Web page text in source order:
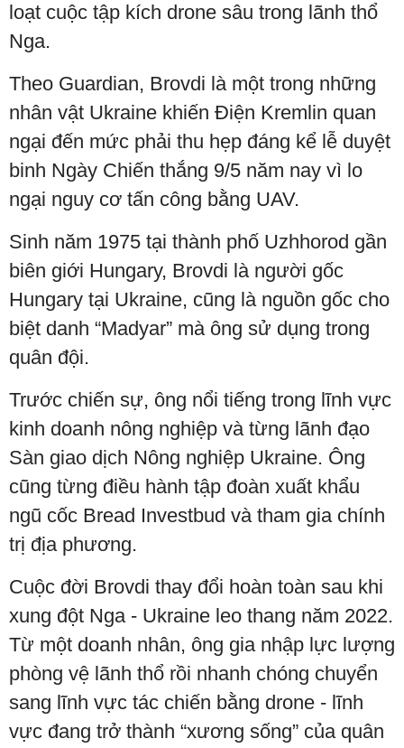
loạt cuộc tập kích drone sâu trong lãnh thổ
Nga.
Theo Guardian, Brovdi là một trong những
nhân vật Ukraine khiến Điện Kremlin quan
ngại đến mức phải thu hẹp đáng kể lễ duyệt
binh Ngày Chiến thắng 9/5 năm nay vì lo
ngại nguy cơ tấn công bằng UAV.
Sinh năm 1975 tại thành phố Uzhhorod gần
biên giới Hungary, Brovdi là người gốc
Hungary tại Ukraine, cũng là nguồn gốc cho
biệt danh “Madyar” mà ông sử dụng trong
quân đội.
Trước chiến sự, ông nổi tiếng trong lĩnh vực
kinh doanh nông nghiệp và từng lãnh đạo
Sàn giao dịch Nông nghiệp Ukraine. Ông
cũng từng điều hành tập đoàn xuất khẩu
ngũ cốc Bread Investbud và tham gia chính
trị địa phương.
Cuộc đời Brovdi thay đổi hoàn toàn sau khi
xung đột Nga - Ukraine leo thang năm 2022.
Từ một doanh nhân, ông gia nhập lực lượng
phòng vệ lãnh thổ rồi nhanh chóng chuyển
sang lĩnh vực tác chiến bằng drone - lĩnh
vực đang trở thành “xương sống” của quân